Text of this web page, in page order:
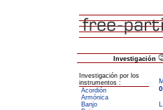
Investigación
Investigación por los
instrumentos :
Acordión
Armónica
Banjo